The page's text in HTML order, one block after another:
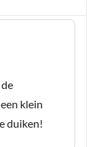
klein
duiken!